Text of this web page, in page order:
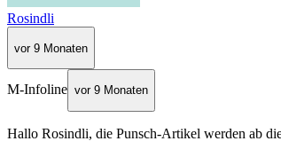
Rosindli
vor 9 Monaten
M-Infoline vor 9 Monaten
Hallo Rosindli, die Punsch-Artikel werden ab